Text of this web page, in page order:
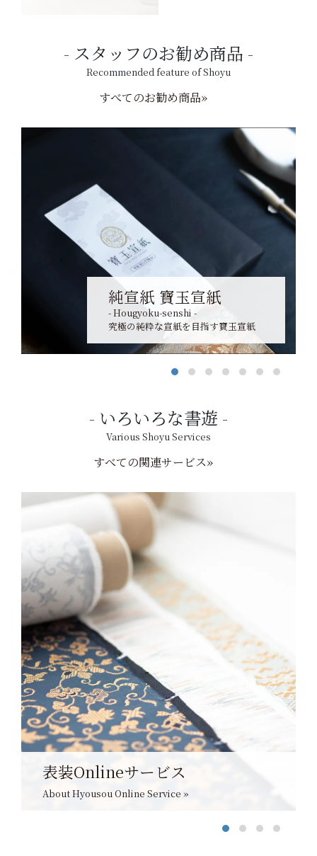
スタッフのお勧め商品
Recommended feature of Shoyu
すべてのお勧め商品»
純宣紙 寶玉宣紙
- Hougyoku-senshi -
究極の純粋な宣紙を目指す寶玉宣紙
いろいろな書遊
Various Shoyu Services
すべての関連サービス»
表装Onlineサービス
About Hyousou Online Service »